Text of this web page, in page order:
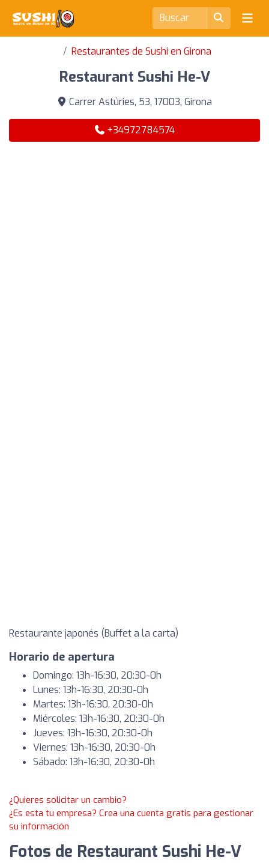
Restaurantes de Sushi en Girona
Restaurant Sushi He-V
Carrer Astúries, 53, 17003, Girona
+34972784574
Restaurante japonés (Buffet a la carta)
Horario de apertura
Domingo: 13h-16:30, 20:30-0h
Lunes: 13h-16:30, 20:30-0h
Martes: 13h-16:30, 20:30-0h
Miércoles: 13h-16:30, 20:30-0h
Jueves: 13h-16:30, 20:30-0h
Viernes: 13h-16:30, 20:30-0h
Sábado: 13h-16:30, 20:30-0h
¿Quieres solicitar un cambio?
¿Es esta tu empresa? Crea una cuenta gratis para gestionar
su información
Fotos de Restaurant Sushi He-V